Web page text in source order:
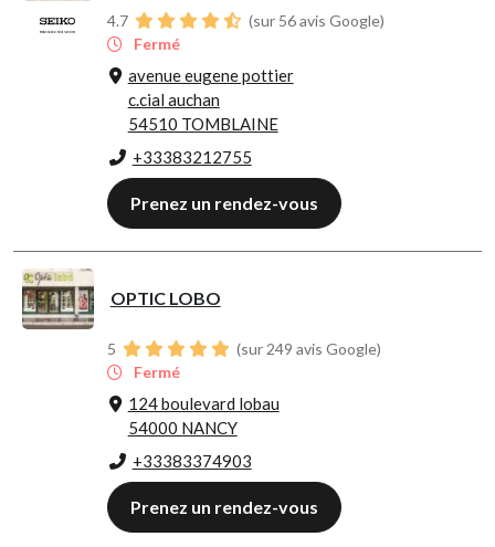
4.7
(sur 56 avis Google)
Fermé
avenue eugene pottier
c.cial auchan
54510 TOMBLAINE
+33383212755
Prenez un rendez-vous
OPTIC LOBO
5
(sur 249 avis Google)
Fermé
124 boulevard lobau
54000 NANCY
+33383374903
Prenez un rendez-vous